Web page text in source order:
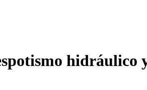
hidráulico